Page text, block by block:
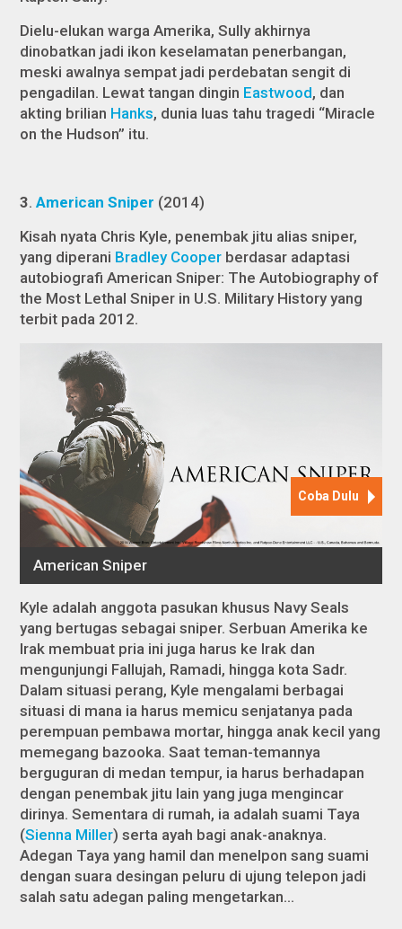
Dielu-elukan warga Amerika, Sully akhirnya
dinobatkan jadi ikon keselamatan penerbangan,
meski awalnya sempat jadi perdebatan sengit di
pengadilan. Lewat tangan dingin Eastwood, dan
akting brilian Hanks, dunia luas tahu tragedi “Miracle
on the Hudson” itu.
3.American Sniper (2014)
Kisah nyata Chris Kyle, penembak jitu alias sniper,
yang diperani Bradley Cooper berdasar adaptasi
autobiografiAmerican Sniper: The Autobiography of
the Most Lethal Sniper in U.S. Military Historyyang
terbit pada 2012.
Kyle adalah anggota pasukan khusus Navy Seals
yang bertugas sebagai sniper. Serbuan Amerika ke
Irak membuat pria ini juga harus ke Irak dan
mengunjungi Fallujah, Ramadi, hingga kota Sadr.
Dalam situasi perang, Kyle mengalami berbagai
situasi di mana ia harus memicu senjatanya pada
perempuan pembawa mortar, hingga anak kecil yang
memegang bazooka. Saat teman-temannya
berguguran di medan tempur, ia harus berhadapan
dengan penembak jitu lain yang juga mengincar
dirinya. Sementara di rumah, ia adalah suami Taya
(Sienna Miller) serta ayah bagi anak-anaknya.
Adegan Taya yang hamil dan menelpon sang suami
dengan suara desingan peluru di ujung telepon jadi
salah satu adegan paling mengetarkan…